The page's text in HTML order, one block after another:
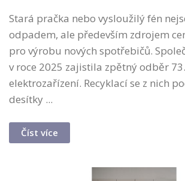
Stará pračka nebo vysloužilý fén
odpadem, ale především zdrojem
pro výrobu nových spotřebičů.
v roce 2025 zajistila zpětný odběr
elektrozařízení. Recyklací se z nich
desítky ...
Číst více